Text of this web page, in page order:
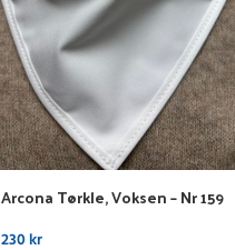
Arcona Tørkle, Voksen – Nr 159
230kr